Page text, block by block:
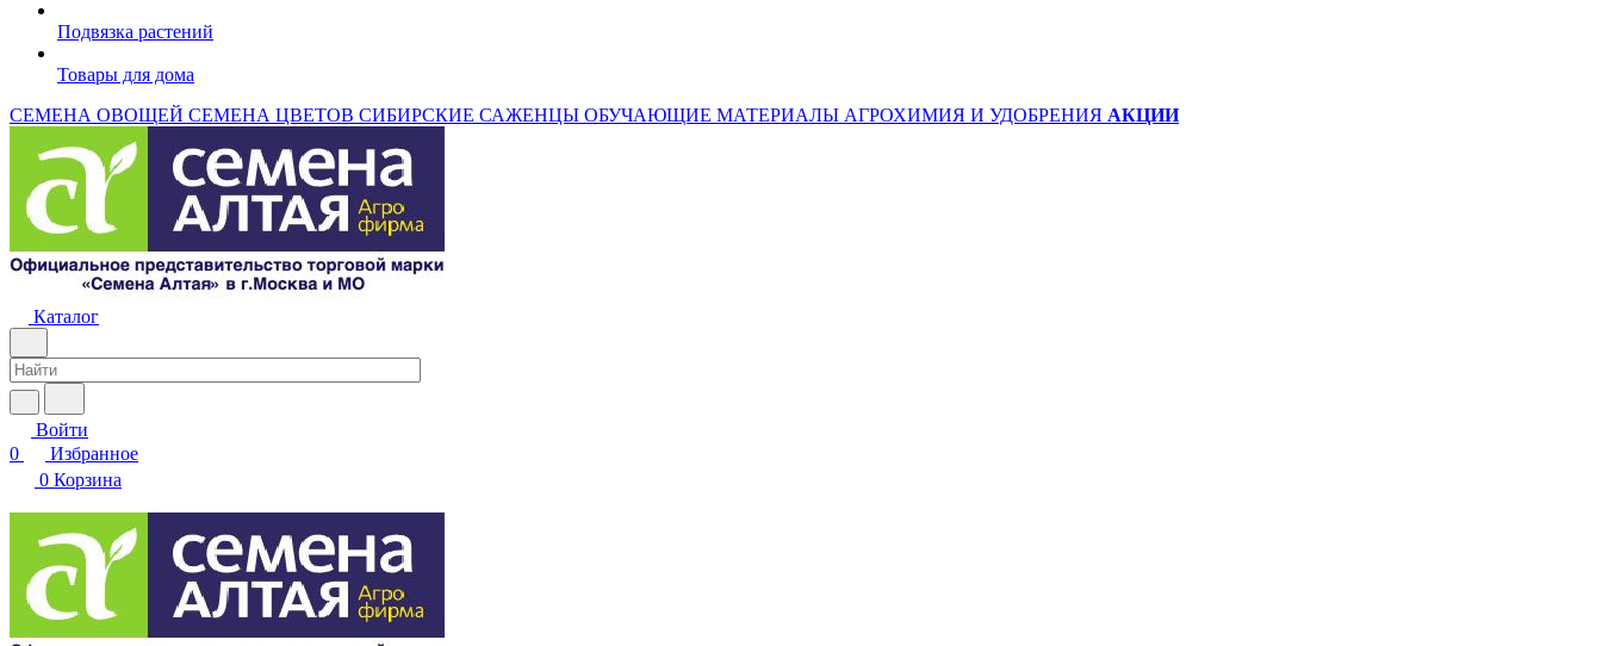
Подвязка растений
Товары для дома
СЕМЕНА ОВОЩЕЙ СЕМЕНА ЦВЕТОВ СИБИРСКИЕ САЖЕНЦЫ ОБУЧАЮЩИЕ МАТЕРИАЛЫ АГРОХИМИЯ И УДОБРЕНИЯ АКЦИИ
Каталог
Войти
0
Избранное
0 Корзина